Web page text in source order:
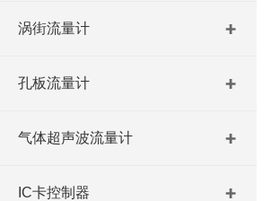
涡街流量计
孔板流量计
气体超声波流量计
IC卡控制器